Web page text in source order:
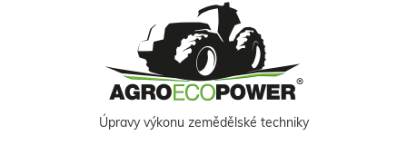
Úpravy výkonu zemědělské techniky